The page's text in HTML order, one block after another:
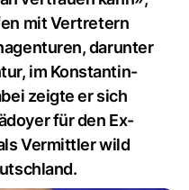
mit Vertretern
darunter
im Konstantin-
zeigte er sich
für den Ex-
Vermittler wild